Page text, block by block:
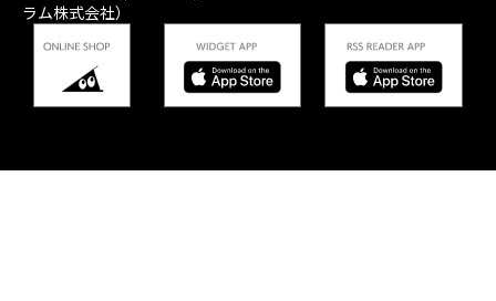
ラム株式会社）